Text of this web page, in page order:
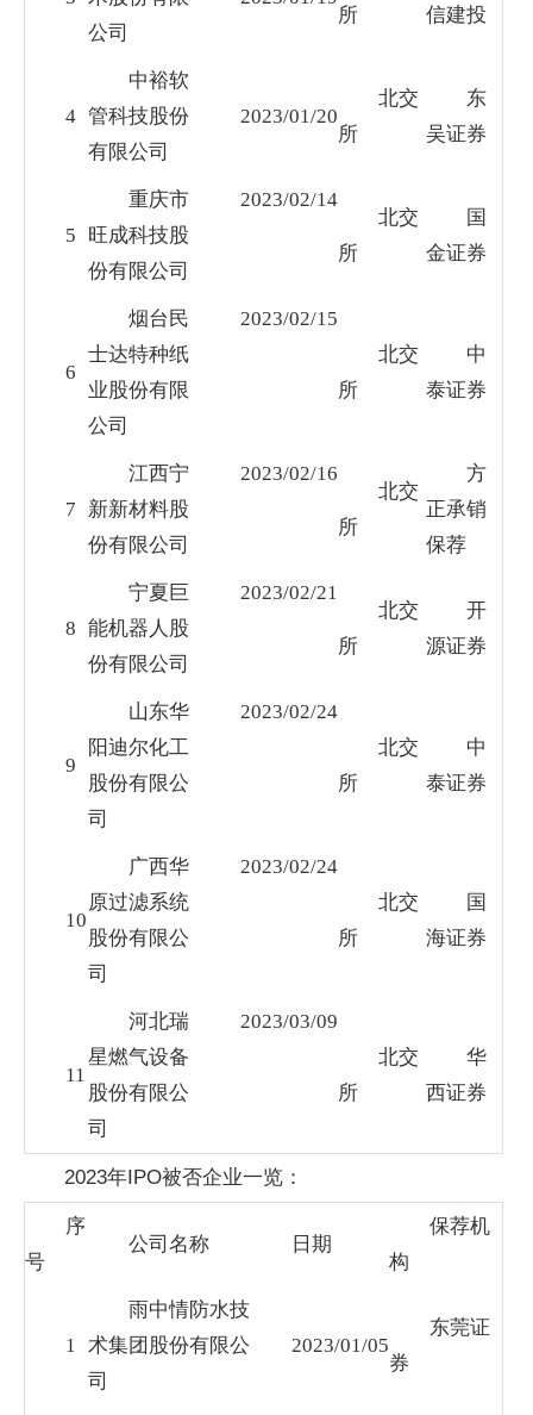
公司
所
信建投
4
中裕软
管科技股份
有限公司
2023/01/20
北交
所
东
吴证券
5
重庆市
旺成科技股
份有限公司
2023/02/14
北交
所
国
金证券
6
烟台民
士达特种纸
业股份有限
公司
2023/02/15
北交
所
中
泰证券
7
江西宁
新新材料股
份有限公司
2023/02/16
北交
所
方
正承销
保荐
8
宁夏巨
能机器人股
份有限公司
2023/02/21
北交
所
开
源证券
9
山东华
阳迪尔化工
股份有限公
司
2023/02/24
北交
所
中
泰证券
10
广西华
原过滤系统
股份有限公
司
2023/02/24
北交
所
国
海证券
11
河北瑞
星燃气设备
股份有限公
司
2023/03/09
北交
所
华
西证券
2023年IPO被否企业一览：
序
号
公司名称 日期
保荐机
构
1
雨中情防水技
术集团股份有限公
司
2023/01/05
东莞证
券